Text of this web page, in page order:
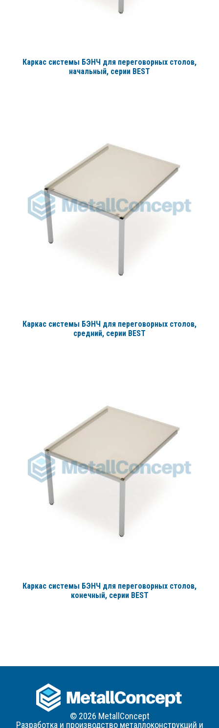
Каркас системы БЭНЧ для переговорных столов,
начальный, серии BEST
Каркас системы БЭНЧ для переговорных столов,
средний, серии BEST
Каркас системы БЭНЧ для переговорных столов,
конечный, серии BEST
© 2026 MetallConcept
Разработка и производство металлоконструкций и